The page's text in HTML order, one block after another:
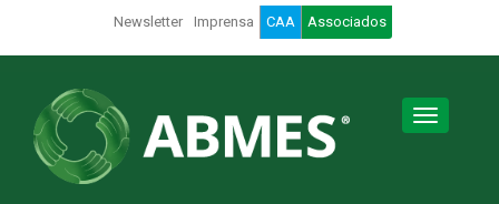
Newsletter Imprensa CAA Associados
Toggle